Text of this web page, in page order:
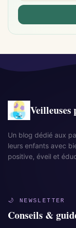
Veilleuses
Un blog dédié aux
leurs enfants avec
positive, éveil et
🌙 NEWSLETTER
Conseils &